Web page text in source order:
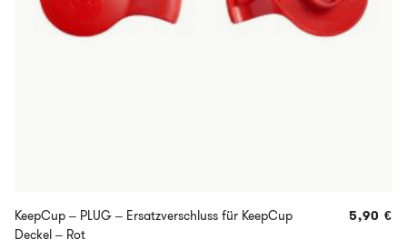
KeepCup – PLUG – Ersatzverschluss für KeepCup
Deckel – Rot
5,90 €